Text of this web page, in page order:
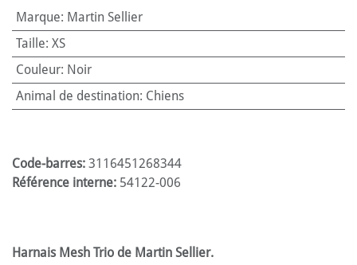
Marque: Martin Sellier
Taille: XS
Couleur: Noir
Animal de destination: Chiens
Code-barres: 3116451268344
Référence interne: 54122-006
Harnais Mesh Trio de Martin Sellier.